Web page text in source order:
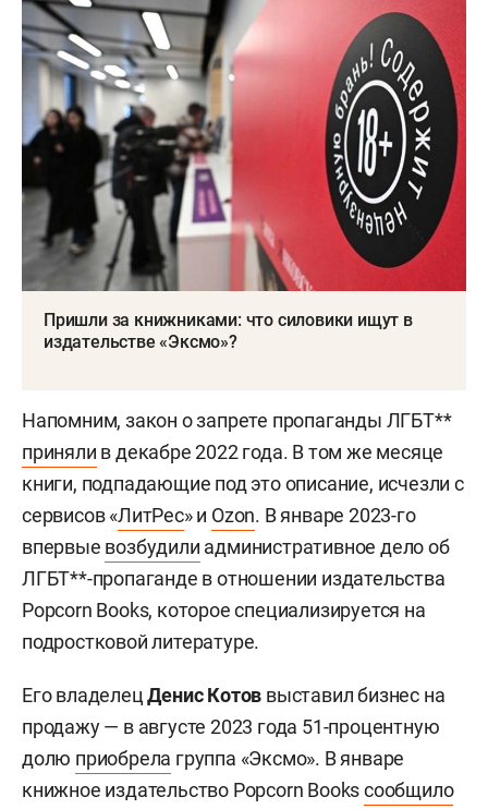
Пришли за книжниками: что силовики ищут в
издательстве «Эксмо»?
Напомним, закон о запрете пропаганды ЛГБТ**
приняли в декабре 2022 года. В том же месяце
книги, подпадающие под это описание, исчезли с
сервисов «ЛитРес» и Ozon. В январе 2023-го
впервые возбудили административное дело об
ЛГБТ**-пропаганде в отношении издательства
Popcorn Books, которое специализируется на
подростковой литературе.
Его владелецДенис Котов выставил бизнес на
продажу — в августе 2023 года 51-процентную
долю приобрела группа «Эксмо». В январе
книжное издательство Popcorn Booksсообщило